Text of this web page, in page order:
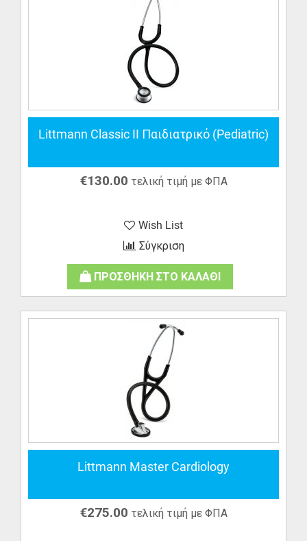
Littmann Classic II Παιδιατρικό (Pediatric)
€130.00 τελική τιμή με ΦΠΑ
Wish List
Σύγκριση
ΠΡΟΣΘΗΚΗ ΣΤΟ ΚΑΛΑΘΙ
Littmann Master Cardiology
€275.00 τελική τιμή με ΦΠΑ